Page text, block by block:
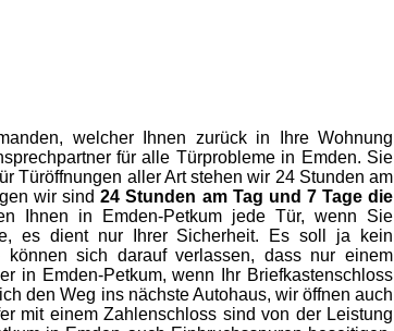
welcher Ihnen zurück in Ihre Wohnung
für alle Türprobleme in Emden. Sie
Türöffnungen aller Art stehen wir 24 Stunden am
wir sind24 Stunden am Tag und 7 Tage die
Ihnen in Emden-Petkum jede Tür, wenn Sie
es dient nur Ihrer Sicherheit. Es soll ja kein
sich darauf verlassen, dass nur einem
in Emden-Petkum, wenn Ihr Briefkastenschloss
den Weg ins nächste Autohaus, wir öffnen auch
mit einem Zahlenschloss sind von der Leistung